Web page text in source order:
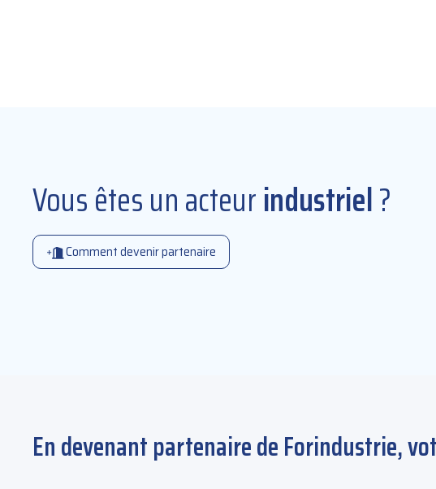
Vous êtes un acteurindustriel?
Comment devenir partenaire
En devenant partenaire de Forindustrie,